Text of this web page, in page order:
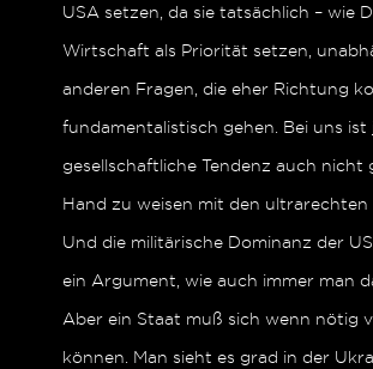
USA setzen, da sie tatsächlich – wie
Wirtschaft als Priorität setzen,
anderen Fragen, die eher Richtung
fundamentalistisch gehen. Bei uns ist
gesellschaftliche Tendenz auch nicht
Hand zu weisen mit den ultrarechten
Und die militärische Dominanz der
ein Argument, wie auch immer man
Aber ein Staat muß sich wenn nötig
können. Man sieht es grad in der